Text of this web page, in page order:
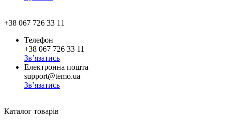
+38 067 726 33 11
Телефон
+38 067 726 33 11
Зв’язатись
Електронна пошта
support@temo.ua
Зв’язатись
Каталог товарів